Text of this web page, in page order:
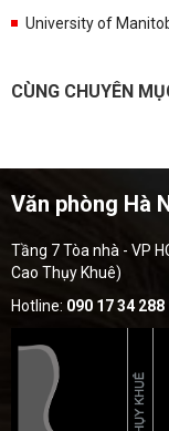
University of
CÙNG CHUYÊN
Văn phòng Hà
Tầng 7 Tòa nhà - VP
Cao Thụy Khuê)
Hotline: 090 17 34 288